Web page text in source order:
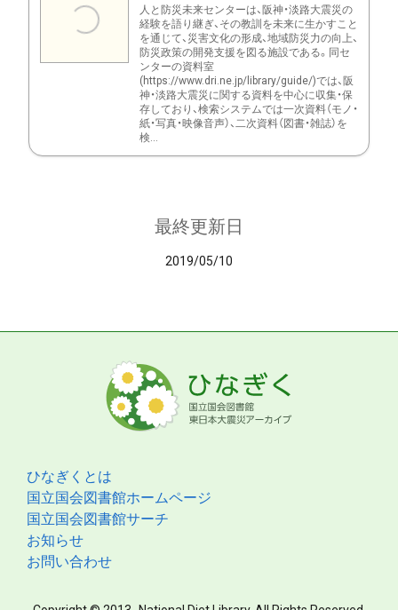
人と防災未来センターは、阪神・淡路大震災の
経験を語り継ぎ、その教訓を未来に生かすこと
を通じて、災害文化の形成、地域防災力の向上、
防災政策の開発支援を図る施設である。同セ
ンターの資料室
(https://www.dri.ne.jp/library/guide/)では、阪
神・淡路大震災に関する資料を中心に収集・保
存しており、検索システムでは一次資料（モノ・
紙・写真・映像音声）、二次資料（図書・雑誌）を
検...
最終更新日
2019/05/10
ひなぎくとは
国立国会図書館ホームページ
国立国会図書館サーチ
お知らせ
お問い合わせ